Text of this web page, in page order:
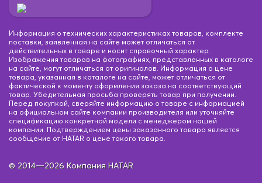
Информация о технических характеристиках товаров, комплекте
поставки, заявленная на сайте может отличаться от
действительных в товаре и носит справочный характер.
Изображения товаров на фотографиях, представленных в каталоге
на сайте, могут отличаться от оригиналов. Информация о цене
товара, указанная в каталоге на сайте, может отличаться от
фактической к моменту оформления заказа на соответствующий
товар. Убедительная просьба проверять товар при получении.
Перед покупкой, сверяйте информацию о товаре с информацией
на официальном сайте компании производителя или уточняйте
спецификацию конкретной модели с менеджером нашей
компании. Подтверждением цены заказанного товара является
сообщение от HATAR о цене такого товара.
© 2014—2026 Компания HATAR